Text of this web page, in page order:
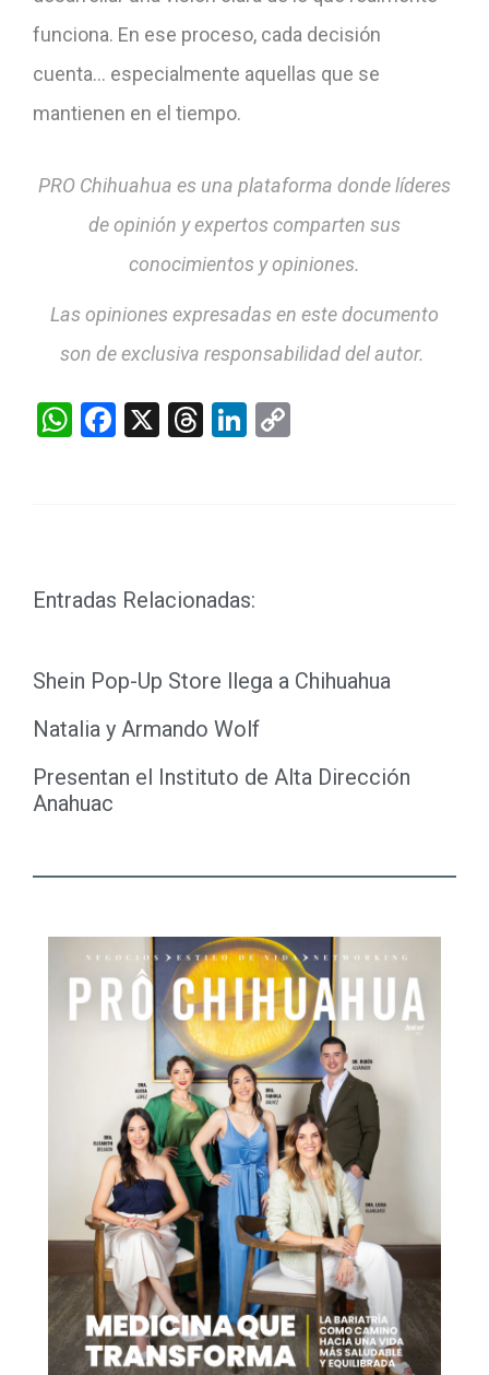
funciona. En ese proceso, cada decisión
cuenta… especialmente aquellas que se
mantienen en el tiempo.
PRO Chihuahua es una plataforma donde líderes
de opinión y expertos comparten sus
conocimientos y opiniones.
Las opiniones expresadas en este documento
son de exclusiva responsabilidad del autor.
WhatsApp
Facebook
X ThreadsLinkedIn
Entradas Relacionadas:
Shein Pop-Up Store llega a Chihuahua
Natalia y Armando Wolf
Presentan el Instituto de Alta Dirección
Anahuac